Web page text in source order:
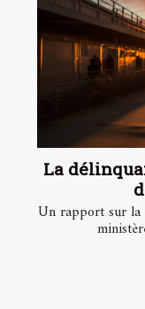
La
Un rapport sur la